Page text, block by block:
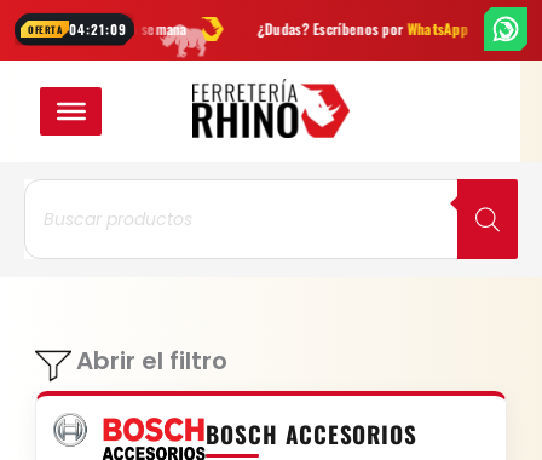
OFERTA 04:21:09
cada semana ¿Dudas? Escríbenos porWhatsApp Envío
contenido
Búsqueda
productos
Abrir el filtro
BOSCH ACCESORIOS
VER EN VER EN LISTA